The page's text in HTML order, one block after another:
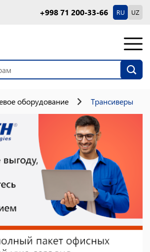
+998 71 200-33-66 RU UZ
оборудование Трансиверы